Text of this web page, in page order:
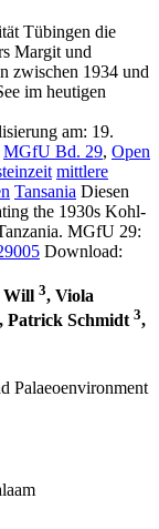
Tübingen die
Margit und
zwischen 1934 und
im heutigen
am: 19.
MGfU Bd. 29, Open
mittlere
Tansania Diesen
the 1930s Kohl-
MGfU 29:
Download:
Will 3, Viola
, Patrick Schmidt 3,
Palaeoenvironment